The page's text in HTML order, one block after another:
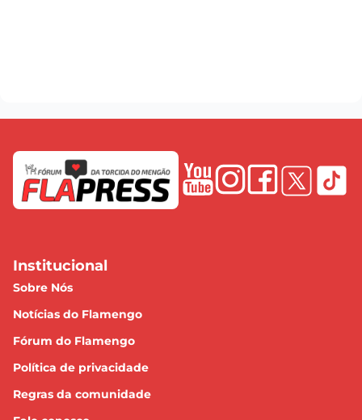
Institucional
Sobre Nós
Notícias do Flamengo
Fórum do Flamengo
Política de privacidade
Regras da comunidade